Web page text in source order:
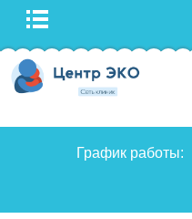
График работы: